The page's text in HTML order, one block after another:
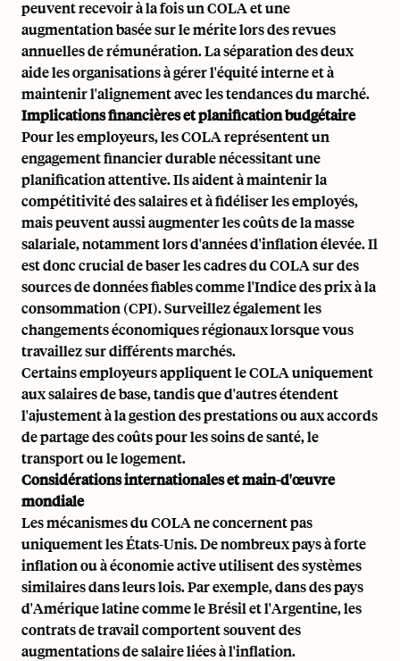
peuvent recevoir à la fois un COLA et une
augmentation basée sur le mérite lors des revues
annuelles de rémunération. La séparation des deux
aide les organisations à gérer l'équité interne et à
maintenir l'alignement avec les tendances du marché.
Implications financières et planification budgétaire
Pour les employeurs, les COLA représentent un
engagement financier durable nécessitant une
planification attentive. Ils aident à maintenir la
compétitivité des salaires et à fidéliser les employés,
mais peuvent aussi augmenter les coûts de la masse
salariale, notamment lors d'années d'inflation élevée. Il
est donc crucial de baser les cadres du COLA sur des
sources de données fiables comme l'Indice des prix à la
consommation (CPI). Surveillez également les
changements économiques régionaux lorsque vous
travaillez sur différents marchés.
Certains employeurs appliquent le COLA uniquement
aux salaires de base, tandis que d'autres étendent
l'ajustement à lagestion des prestationsou aux accords
de partage des coûts pour les soins de santé, le
transport ou le logement.
Considérations internationales et main-d'œuvre
mondiale
Les mécanismes du COLA ne concernent pas
uniquement les États-Unis. De nombreux pays à forte
inflation ou à économie active utilisent des systèmes
similaires dans leurs lois. Par exemple, dans des pays
d'Amérique latine comme le Brésil et l'Argentine, les
contrats de travail comportent souvent des
augmentations de salaire liées à l'inflation.